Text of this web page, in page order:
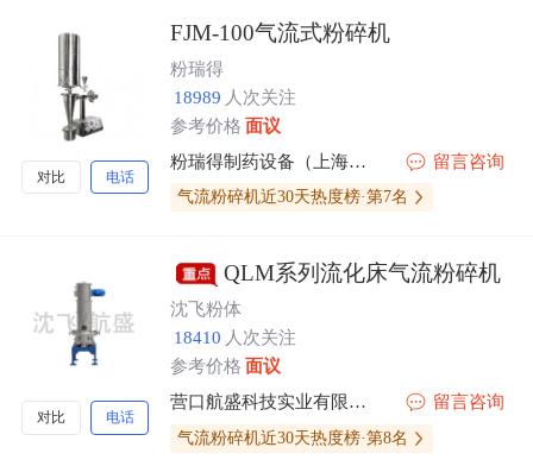
对比 电话
FJM-100气流式粉碎机
粉瑞得
18989 人次关注
参考价格 面议
粉瑞得制药设备（上海）有限公司
留言咨询
气流粉碎机近30天热度榜·第7名
对比 电话
QLM系列流化床气流粉碎机
沈飞粉体
18410 人次关注
参考价格 面议
营口航盛科技实业有限责任公司沈阳分公司
留言咨询
气流粉碎机近30天热度榜·第8名